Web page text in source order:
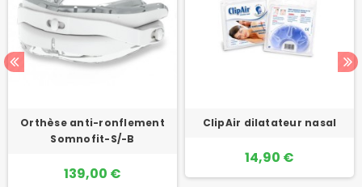
Orthèse anti-ronflement
Somnofit-S/-B
139,00 €
ClipAir dilatateur nasal
14,90 €